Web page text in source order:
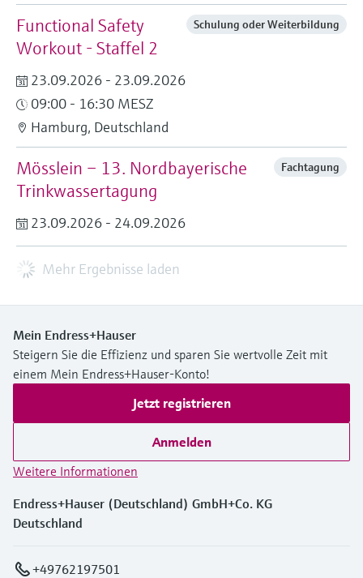
Functional Safety
Workout - Staffel 2
Schulung oder Weiterbildung
23.09.2026 - 23.09.2026
09:00 - 16:30 MESZ
Hamburg, Deutschland
Mösslein – 13. Nordbayerische
Trinkwassertagung
Fachtagung
23.09.2026 - 24.09.2026
Mehr Ergebnisse laden
Mein Endress+Hauser
Steigern Sie die Effizienz und sparen Sie wertvolle Zeit mit
einem Mein Endress+Hauser-Konto!
Jetzt registrieren
Anmelden
Weitere Informationen
Endress+Hauser (Deutschland) GmbH+Co. KG
Deutschland
+49762197501